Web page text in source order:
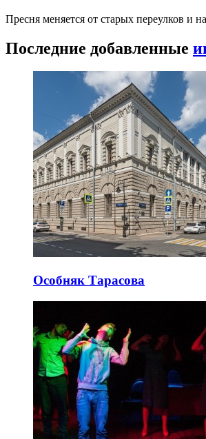
Пресня меняется от старых переулков и
Последние добавленные
Особняк Тарасова